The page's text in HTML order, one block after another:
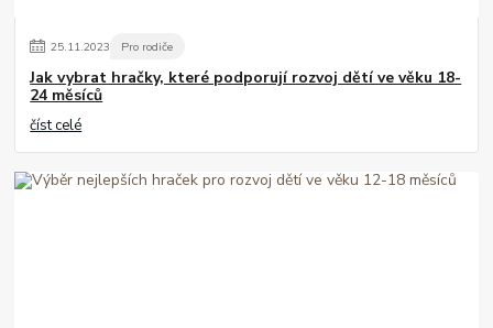
25.11.2023 Pro rodiče
Jak vybrat hračky, které podporují rozvoj dětí ve věku 18-
24 měsíců
číst celé